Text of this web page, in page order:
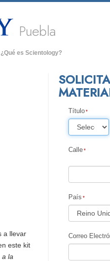
Puebla
¿Qué es Scientology?
y Códigos de Scientology
los Scientologists acerca
a Dianética
¿Qué es Grandeza?
a llevar
este kit
a la
Título
Calle
País
Correo